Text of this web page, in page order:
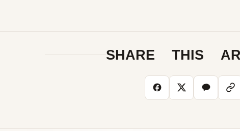
SHARE THIS